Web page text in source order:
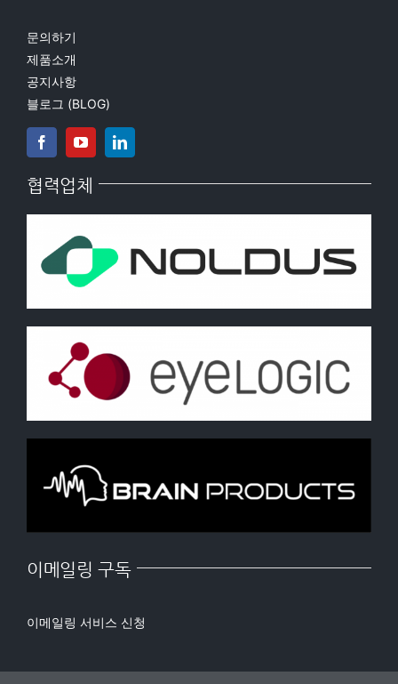
문의하기
제품소개
공지사항
블로그 (BLOG)
협력업체
이메일링 구독
이메일링 서비스 신청